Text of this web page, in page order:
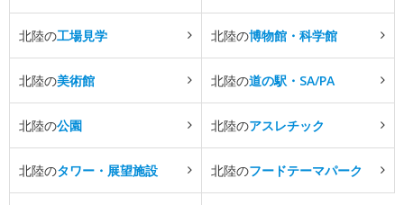
北陸の工場見学 北陸の博物館・科学館
北陸の美術館 北陸の道の駅・SA/PA
北陸の公園 北陸のアスレチック
北陸のタワー・展望施設 北陸のフードテーマパーク